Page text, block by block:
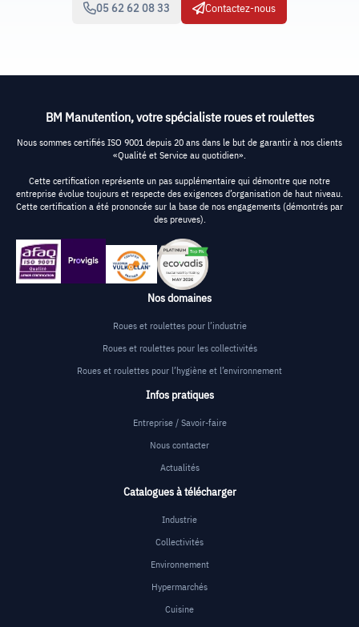
05 62 62 08 33 Contactez-nous
BM Manutention, votre spécialiste roues et roulettes
Nous sommes certifiés ISO 9001 depuis 20 ans dans le but de garantir à nos clients
«Qualité et Service au quotidien».
Cette certification représente un pas supplémentaire qui démontre que notre
entreprise évolue toujours et respecte des exigences d’organisation de haut niveau.
Cette certification a été prononcée sur la base de nos engagements (démontrés par
des preuves).
Nos domaines
Roues et roulettes pour l’industrie
Roues et roulettes pour les collectivités
Roues et roulettes pour l’hygiène et l’environnement
Infos pratiques
Entreprise / Savoir-faire
Nous contacter
Actualités
Catalogues à télécharger
Industrie
Collectivités
Environnement
Hypermarchés
Cuisine